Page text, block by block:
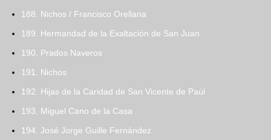
188. Nichos / Francisco Orellana
189. Hermandad de la Exaltación de San Juan
190. Prados Naveros
191. Nichos
192. Hijas de la Caridad de San Vicente de Paúl
193. Miguel Cano de la Casa
194. José Jorge Guille Fernández